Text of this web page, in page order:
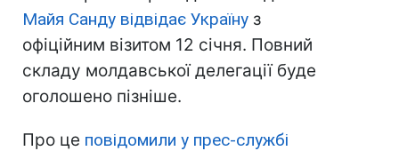
Майя Санду відвідає Україну з
офіційним візитом 12 січня. Повний
складу молдавської делегації буде
оголошено пізніше.
Про це повідомили у прес-службі